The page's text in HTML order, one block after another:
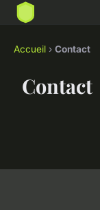
Accueil › Contact
Contact